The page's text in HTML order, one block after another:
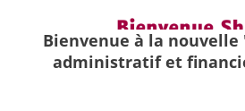
Bienvenue à la
administratif et